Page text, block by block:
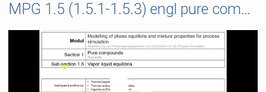
MPG 1.5 (1.5.1-1.5.3) engl pure compounds vapor liquid equilibria